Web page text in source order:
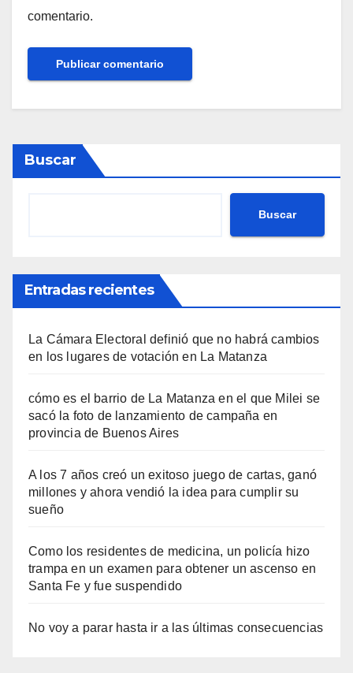
comentario.
Buscar
Buscar
Entradas recientes
La Cámara Electoral definió que no habrá cambios
en los lugares de votación en La Matanza
cómo es el barrio de La Matanza en el que Milei se
sacó la foto de lanzamiento de campaña en
provincia de Buenos Aires
A los 7 años creó un exitoso juego de cartas, ganó
millones y ahora vendió la idea para cumplir su
sueño
Como los residentes de medicina, un policía hizo
trampa en un examen para obtener un ascenso en
Santa Fe y fue suspendido
No voy a parar hasta ir a las últimas consecuencias